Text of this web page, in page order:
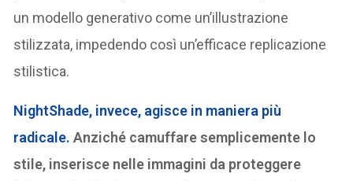
un modello generativo come un’illustrazione
stilizzata, impedendo così un’efficace replicazione
stilistica.
NightShade, invece, agisce in maniera più
radicale. Anziché camuffare semplicemente lo
stile, inserisce nelle immagini da proteggere